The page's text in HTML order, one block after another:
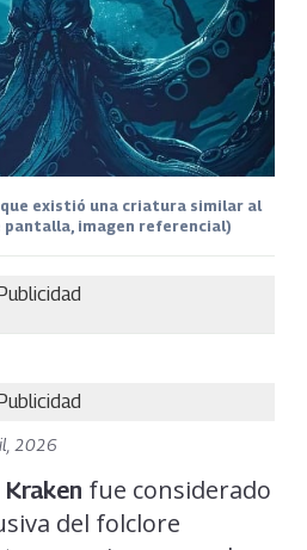
existió una criatura similar al
pantalla, imagen referencial)
2026
Kraken fue considerado
del folclore